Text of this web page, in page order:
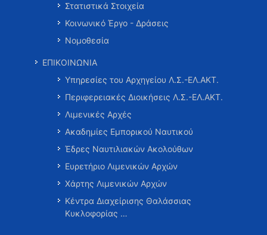
Στατιστικά Στοιχεία
Κοινωνικό Έργο - Δράσεις
Νομοθεσία
ΕΠΙΚΟΙΝΩΝΙΑ
Υπηρεσίες του Αρχηγείου Λ.Σ.-ΕΛ.ΑΚΤ.
Περιφερειακές Διοικήσεις Λ.Σ.-ΕΛ.ΑΚΤ.
Λιμενικές Αρχές
Ακαδημίες Εμπορικού Ναυτικού
Έδρες Ναυτιλιακών Ακολούθων
Ευρετήριο Λιμενικών Αρχών
Χάρτης Λιμενικών Αρχών
Κέντρα Διαχείρισης Θαλάσσιας
Κυκλοφορίας …